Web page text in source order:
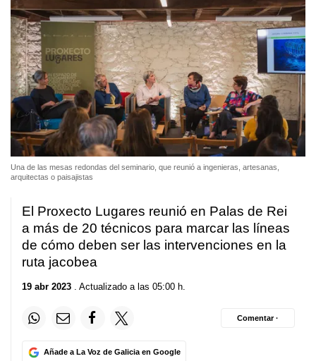
Una de las mesas redondas del seminario, que reunió a ingenieras, artesanas,
arquitectas o paisajistas
El Proxecto Lugares reunió en Palas de Rei
a más de 20 técnicos para marcar las líneas
de cómo deben ser las intervenciones en la
ruta jacobea
19 abr 2023 . Actualizado a las 05:00 h.
Añade a La Voz de Galicia en Google
Comentar ·